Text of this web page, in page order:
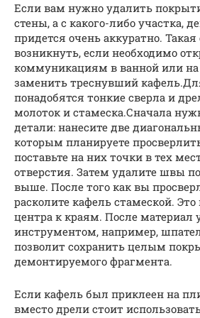
Если вам нужно удалить
стены, а с какого-либо участка,
придется очень аккуратно.
возникнуть, если необходимо
коммуникациям в ванной или на
заменить треснувший
понадобятся тонкие сверла и
молоток и стамеска.Сначала
детали: нанесите две
которым планируете
поставьте на них точки в тех
отверстия. Затем удалите швы
выше. После того как вы
расколите кафель стамеской.
центра к краям. После
инструментом, например,
позволит сохранить целым
демонтируемого фрагмента.
Если кафель был приклеен на
вместо дрели стоит